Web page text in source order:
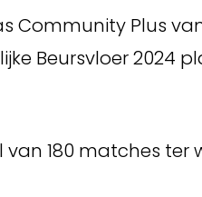
Community Plus
Beursvloer 2024
180 matches ter